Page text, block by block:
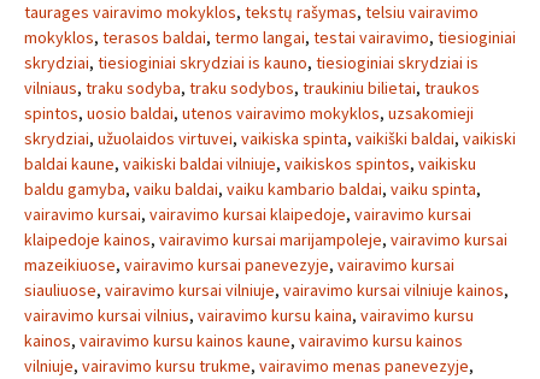
taurages vairavimo mokyklos, tekstų rašymas, telsiu vairavimo
mokyklos, terasos baldai, termo langai, testai vairavimo, tiesioginiai
skrydziai, tiesioginiai skrydziai is kauno, tiesioginiai skrydziai is
vilniaus, traku sodyba, traku sodybos, traukiniu bilietai, traukos
spintos, uosio baldai, utenos vairavimo mokyklos, uzsakomieji
skrydziai, užuolaidos virtuvei, vaikiska spinta, vaikiški baldai, vaikiski
baldai kaune, vaikiski baldai vilniuje, vaikiskos spintos, vaikisku
baldu gamyba, vaiku baldai, vaiku kambario baldai, vaiku spinta,
vairavimo kursai, vairavimo kursai klaipedoje, vairavimo kursai
klaipedoje kainos, vairavimo kursai marijampoleje, vairavimo kursai
mazeikiuose, vairavimo kursai panevezyje, vairavimo kursai
siauliuose, vairavimo kursai vilniuje, vairavimo kursai vilniuje kainos,
vairavimo kursai vilnius, vairavimo kursu kaina, vairavimo kursu
kainos, vairavimo kursu kainos kaune, vairavimo kursu kainos
vilniuje, vairavimo kursu trukme, vairavimo menas panevezyje,